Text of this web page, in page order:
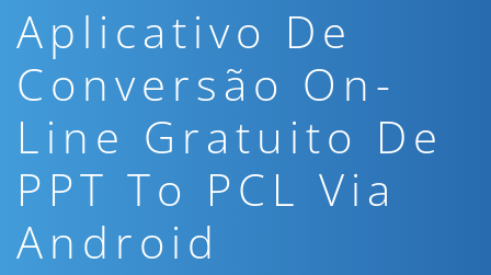
Aplicativo De
Conversão On-
Line Gratuito De
PPT To PCL Via
Android